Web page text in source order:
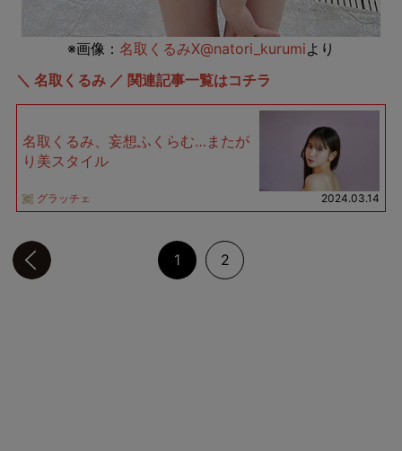
※画像： 名取くるみX@natori_kurumiより
＼ 名取くるみ ／ 関連記事一覧はコチラ
名取くるみ、妄想ふくらむ…またが
り美スタイル
グラッチェ 2024.03.14
1 2